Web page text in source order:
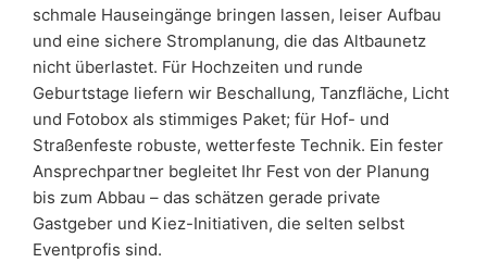
schmale Hauseingänge bringen lassen, leiser Aufbau
und eine sichere Stromplanung, die das Altbaunetz
nicht überlastet. Für Hochzeiten und runde
Geburtstage liefern wir Beschallung, Tanzfläche, Licht
und Fotobox als stimmiges Paket; für Hof- und
Straßenfeste robuste, wetterfeste Technik. Ein fester
Ansprechpartner begleitet Ihr Fest von der Planung
bis zum Abbau – das schätzen gerade private
Gastgeber und Kiez-Initiativen, die selten selbst
Eventprofis sind.